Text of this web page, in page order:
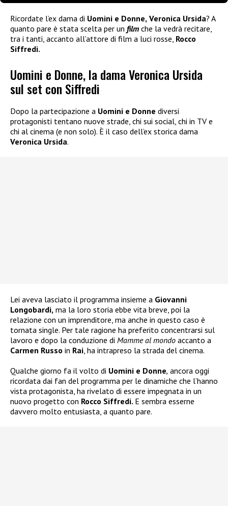
Ricordate l’ex dama di Uomini e Donne, Veronica Ursida? A
quanto pare è stata scelta per un film che la vedrà recitare,
tra i tanti, accanto all’attore di film a luci rosse, Rocco
Siffredi.
Uomini e Donne, la dama Veronica Ursida
sul set con Siffredi
Dopo la partecipazione a Uomini e Donne diversi
protagonisti tentano nuove strade, chi sui social, chi in TV e
chi al cinema (e non solo). È il caso dell’ex storica dama
Veronica Ursida.
Lei aveva lasciato il programma insieme a Giovanni
Longobardi, ma la loro storia ebbe vita breve, poi la
relazione con un imprenditore, ma anche in questo caso è
tornata single. Per tale ragione ha preferito concentrarsi sul
lavoro e dopo la conduzione di Mamme al mondo accanto a
Carmen Russo in Rai, ha intrapreso la strada del cinema.
Qualche giorno fa il volto di Uomini e Donne, ancora oggi
ricordata dai fan del programma per le dinamiche che l’hanno
vista protagonista, ha rivelato di essere impegnata in un
nuovo progetto con Rocco Siffredi. E sembra esserne
davvero molto entusiasta, a quanto pare.